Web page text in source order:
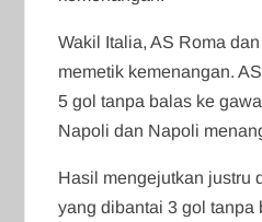
Wakil Italia, AS Roma
memetik kemenangan.
5 gol tanpa balas ke
Napoli dan Napoli
Hasil mengejutkan justru
yang dibantai 3 gol tanpa